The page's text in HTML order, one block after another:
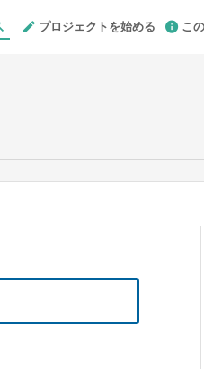
プロジェクトを始める こ